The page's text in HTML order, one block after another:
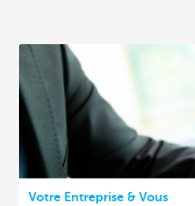
Votre Entreprise & Vous